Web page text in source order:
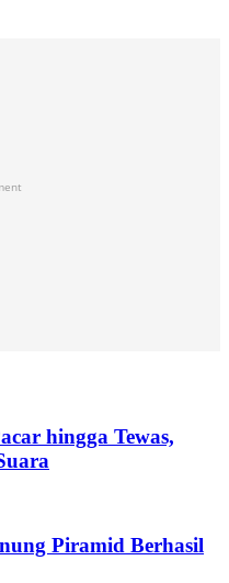
hingga Tewas,
Piramid Berhasil